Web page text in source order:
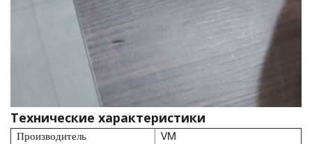
Технические характеристики
Производитель
VM